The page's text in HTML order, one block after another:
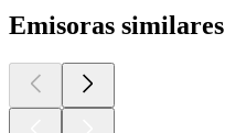
Emisoras similares